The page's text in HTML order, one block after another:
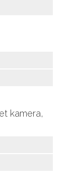
kamera,